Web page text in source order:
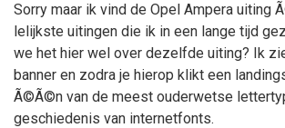
Sorry maar ik vind de Opel Ampera uiting
lelijkste uitingen die ik in een lange tijd
we het hier wel over dezelfde uiting? Ik
banner en zodra je hierop klikt een
Ã©Ã©n van de meest ouderwetse
geschiedenis van internetfonts.